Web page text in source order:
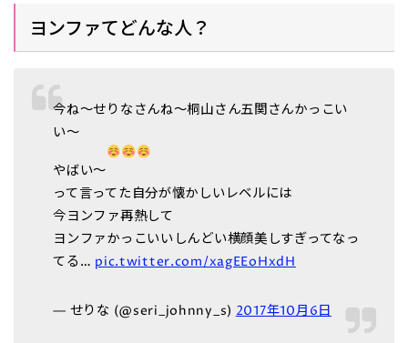
ヨンファてどんな人？
今ね〜せりなさんね〜桐山さん五関さんかっこい
い〜
やばい〜
って言ってた自分が懐かしいレベルには
今ヨンファ再熱して
ヨンファかっこいいしんどい横顔美しすぎってなっ
てる… pic.twitter.com/xagEEoHxdH
— せりな (@seri_johnny_s)2017年10月6日